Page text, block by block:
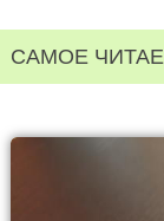
САМОЕ